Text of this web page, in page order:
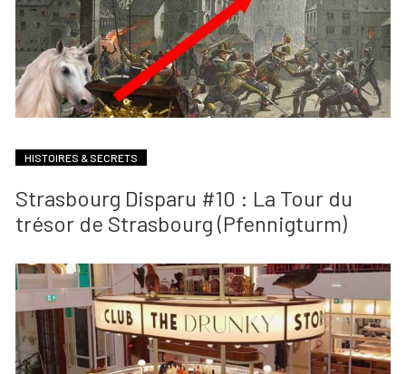
HISTOIRES & SECRETS
Strasbourg Disparu #10 : La Tour du
trésor de Strasbourg (Pfennigturm)